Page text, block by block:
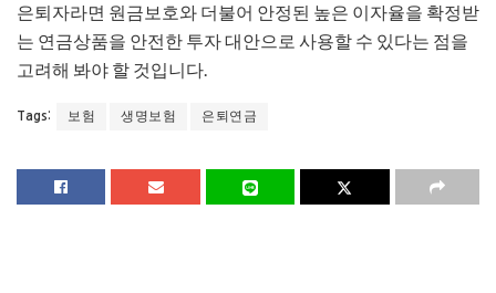
은퇴자라면 원금보호와 더불어 안정된 높은 이자율을 확정받
는 연금상품을 안전한 투자 대안으로 사용할 수 있다는 점을
고려해 봐야 할 것입니다.
Tags: 보험 생명보험 은퇴연금